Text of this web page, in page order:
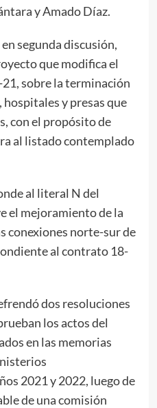
y Amado Díaz.
segunda discusión,
que modifica el
sobre la terminación
hospitales y presas que
con el propósito de
al listado contemplado
al literal N del
el mejoramiento de la
conexiones norte-sur de
al contrato 18-
dos resoluciones
los actos del
en las memorias
2021 y 2022, luego de
de una comisión